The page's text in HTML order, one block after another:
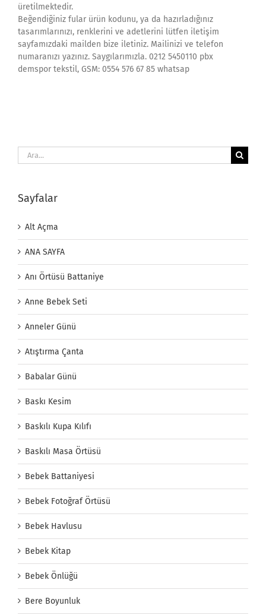
üretilmektedir.
Beğendiğiniz fular ürün kodunu, ya da hazırladığınız
tasarımlarınızı, renklerini ve adetlerini lütfen iletişim
sayfamızdaki mailden bize iletiniz. Mailinizi ve telefon
numaranızı yazınız. Saygılarımızla. 0212 5450110 pbx
demspor tekstil, GSM: 0554 576 67 85 whatsap
Ara:
Sayfalar
Alt Açma
ANA SAYFA
Anı Örtüsü Battaniye
Anne Bebek Seti
Anneler Günü
Atıştırma Çanta
Babalar Günü
Baskı Kesim
Baskılı Kupa Kılıfı
Baskılı Masa Örtüsü
Bebek Battaniyesi
Bebek Fotoğraf Örtüsü
Bebek Havlusu
Bebek Kitap
Bebek Önlüğü
Bere Boyunluk